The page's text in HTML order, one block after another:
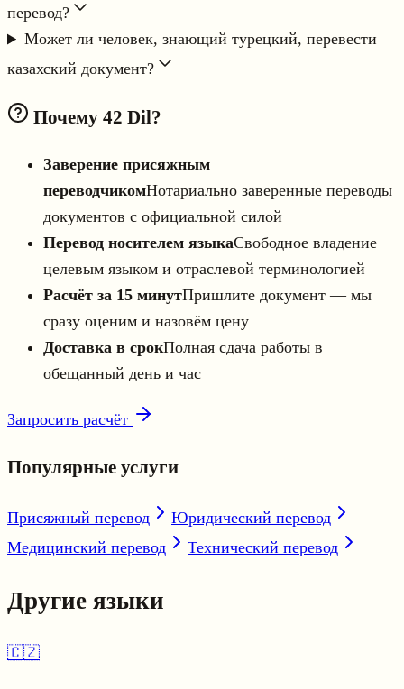
перевод?
Может ли человек, знающий турецкий, перевести
казахский документ?
Почему 42 Dil?
Заверение присяжным
переводчикомНотариально заверенные переводы
документов с официальной силой
Перевод носителем языкаСвободное владение
целевым языком и отраслевой терминологией
Расчёт за 15 минутПришлите документ — мы
сразу оценим и назовём цену
Доставка в срокПолная сдача работы в
обещанный день и час
Запросить расчёт
Популярные услуги
Присяжный перевод
Юридический перевод
Медицинский перевод
Технический перевод
Другие языки
🇨🇿